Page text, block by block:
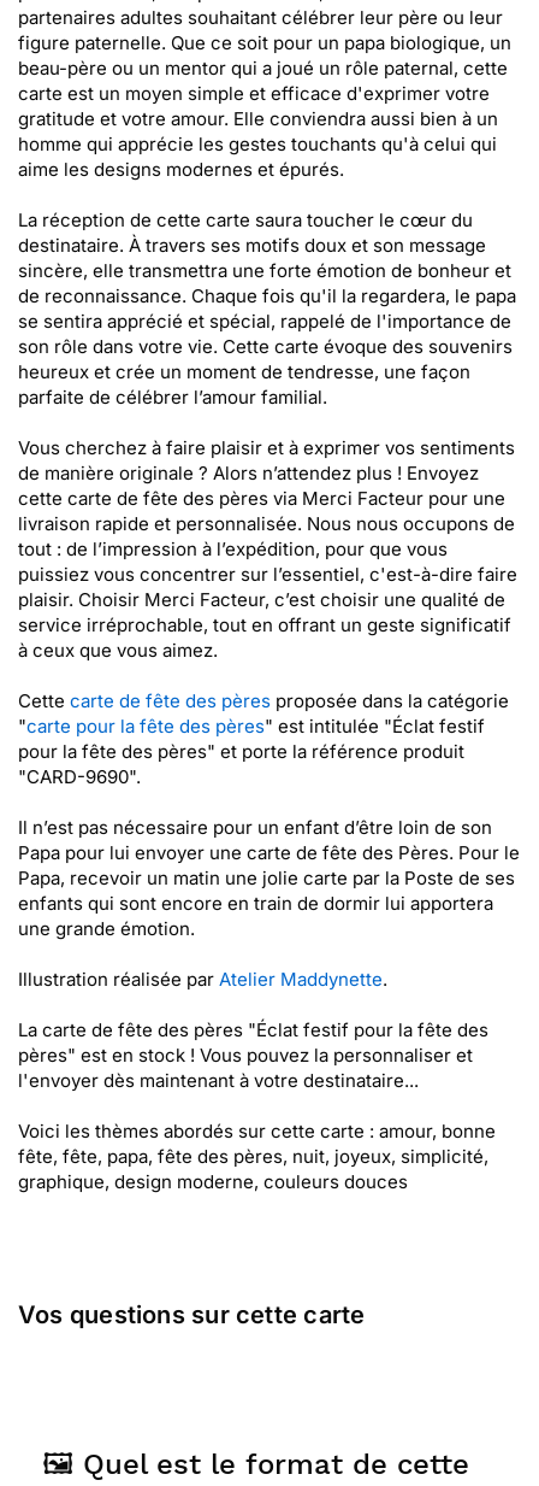
partenaires adultes souhaitant célébrer leur père ou leur
figure paternelle. Que ce soit pour un papa biologique, un
beau-père ou un mentor qui a joué un rôle paternal, cette
carte est un moyen simple et efficace d'exprimer votre
gratitude et votre amour. Elle conviendra aussi bien à un
homme qui apprécie les gestes touchants qu'à celui qui
aime les designs modernes et épurés.
La réception de cette carte saura toucher le cœur du
destinataire. À travers ses motifs doux et son message
sincère, elle transmettra une forte émotion de bonheur et
de reconnaissance. Chaque fois qu'il la regardera, le papa
se sentira apprécié et spécial, rappelé de l'importance de
son rôle dans votre vie. Cette carte évoque des souvenirs
heureux et crée un moment de tendresse, une façon
parfaite de célébrer l’amour familial.
Vous cherchez à faire plaisir et à exprimer vos sentiments
de manière originale ? Alors n’attendez plus ! Envoyez
cette carte de fête des pères via Merci Facteur pour une
livraison rapide et personnalisée. Nous nous occupons de
tout : de l’impression à l’expédition, pour que vous
puissiez vous concentrer sur l’essentiel, c'est-à-dire faire
plaisir. Choisir Merci Facteur, c’est choisir une qualité de
service irréprochable, tout en offrant un geste significatif
à ceux que vous aimez.
Cette carte de fête des pères proposée dans la catégorie
"carte pour la fête des pères" est intitulée "Éclat festif
pour la fête des pères" et porte la référence produit
"CARD-9690".
Il n’est pas nécessaire pour un enfant d’être loin de son
Papa pour lui envoyer une carte de fête des Pères. Pour le
Papa, recevoir un matin une jolie carte par la Poste de ses
enfants qui sont encore en train de dormir lui apportera
une grande émotion.
Illustration réalisée par Atelier Maddynette.
La carte de fête des pères "Éclat festif pour la fête des
pères" est en stock ! Vous pouvez la personnaliser et
l'envoyer dès maintenant à votre destinataire...
Voici les thèmes abordés sur cette carte : amour, bonne
fête, fête, papa, fête des pères, nuit, joyeux, simplicité,
graphique, design moderne, couleurs douces
Vos questions sur cette carte
🖼️ Quel est le format de cette